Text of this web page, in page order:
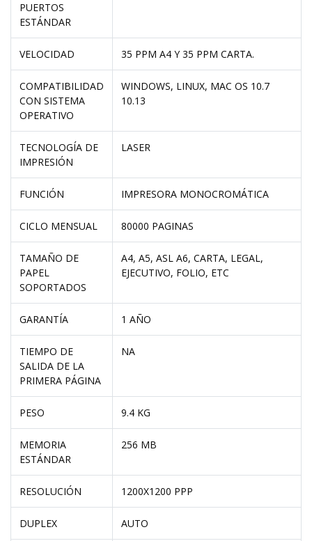
PUERTOS
ESTÁNDAR
VELOCIDAD 35 PPM A4 Y 35 PPM CARTA.
COMPATIBILIDAD
CON SISTEMA
OPERATIVO
WINDOWS, LINUX, MAC OS 10.7
10.13
TECNOLOGÍA DE
IMPRESIÓN
LASER
FUNCIÓN IMPRESORA MONOCROMÁTICA
CICLO MENSUAL 80000 PAGINAS
TAMAÑO DE
PAPEL
SOPORTADOS
A4, A5, ASL A6, CARTA, LEGAL,
EJECUTIVO, FOLIO, ETC
GARANTÍA 1 AÑO
TIEMPO DE
SALIDA DE LA
PRIMERA PÁGINA
NA
PESO 9.4 KG
MEMORIA
ESTÁNDAR
256 MB
RESOLUCIÓN 1200X1200 PPP
DUPLEX AUTO